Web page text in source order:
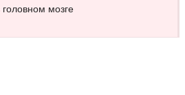
головном мозге